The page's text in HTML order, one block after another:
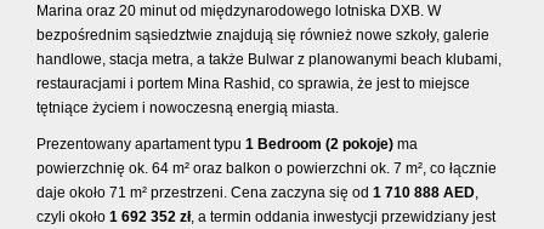
Marina oraz 20 minut od międzynarodowego lotniska DXB. W
bezpośrednim sąsiedztwie znajdują się również nowe szkoły, galerie
handlowe, stacja metra, a także Bulwar z planowanymi beach klubami,
restauracjami i portem Mina Rashid, co sprawia, że jest to miejsce
tętniące życiem i nowoczesną energią miasta.
Prezentowany apartament typu 1 Bedroom (2 pokoje) ma
powierzchnię ok. 64 m² oraz balkon o powierzchni ok. 7 m², co łącznie
daje około 71 m² przestrzeni. Cena zaczyna się od 1 710 888 AED,
czyli około 1 692 352 zł, a termin oddania inwestycji przewidziany jest